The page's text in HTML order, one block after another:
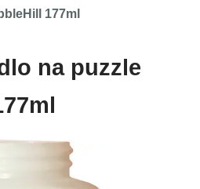
177ml
na puzzle